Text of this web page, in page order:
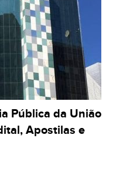
Pública da União
Apostilas e